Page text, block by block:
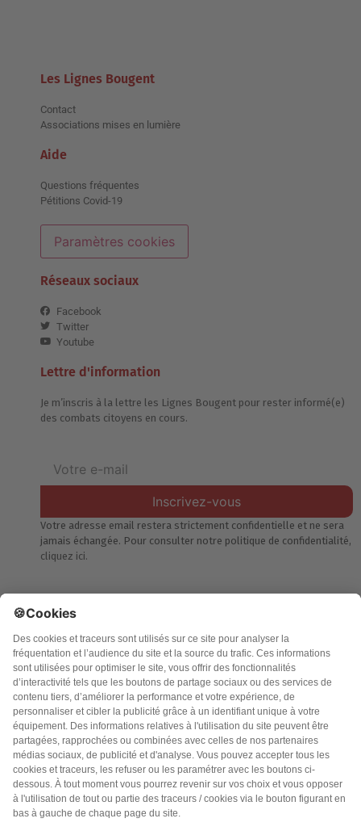
Les Lignes Bougent
Contact
Associations mises en lumière
Aide
Questions fréquentes
Pétitions Covid-19
Paramètres cookies
Réseaux sociaux
Facebook
Twitter
Youtube
Lettre d'information
Je m’inscris à la lettre les Lignes Bougent pour rester informé(e)
des combats citoyens en cours.
Inscrivez-vous
Votre adresse email restera strictement confidentielle et ne sera
jamais échangée. Pour consulter notre politique de confidentialité,
cliquez ici.
Accueil
Politique de confidentialité
Charte des contenus
Cookies